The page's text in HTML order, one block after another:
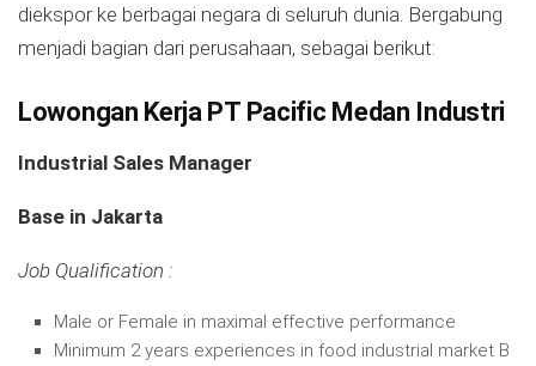
diekspor ke berbagai negara di seluruh dunia. Bergabung
menjadi bagian dari perusahaan, sebagai berikut:
Lowongan Kerja PT Pacific Medan Industri
Industrial Sales Manager
Base in Jakarta
Job Qualification :
Male or Female in maximal effective performance
Minimum 2 years experiences in food industrial market B